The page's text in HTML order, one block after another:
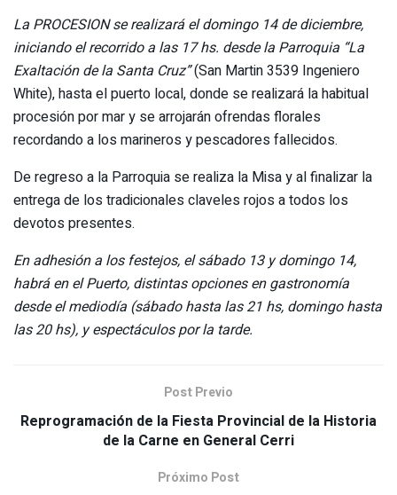
La PROCESION se realizará el domingo 14 de diciembre,
iniciando el recorrido a las 17 hs. desde la Parroquia “La
Exaltación de la Santa Cruz”(San Martin 3539 Ingeniero
White), hasta el puerto local, donde se realizará la habitual
procesión por mar y se arrojarán ofrendas florales
recordando a los marineros y pescadores fallecidos.
De regreso a la Parroquia se realiza la Misa y al finalizar la
entrega de los tradicionales claveles rojos a todos los
devotos presentes.
En adhesión a los festejos, el sábado 13 y domingo 14,
habrá en el Puerto, distintas opciones en gastronomía
desde el mediodía (sábado hasta las 21 hs, domingo hasta
las 20 hs), y espectáculos por la tarde.
Post Previo
Reprogramación de la Fiesta Provincial de la Historia
de la Carne en General Cerri
Próximo Post